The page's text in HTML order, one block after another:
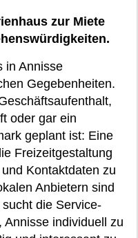
zur Miete
in Annisse
Gegebenheiten.
oder gar ein
geplant ist: Eine
Freizeitgestaltung
Kontaktdaten zu
Anbietern sind
die Service-
Annisse individuell zu